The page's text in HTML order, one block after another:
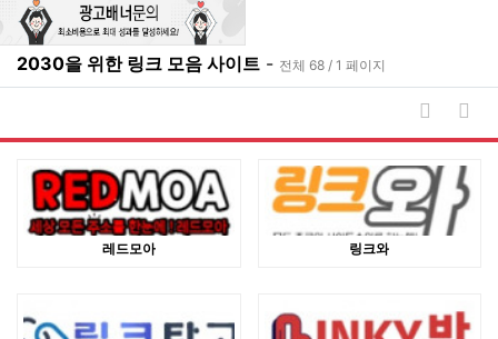
2030을 위한 링크 모음 사이트 - 전체 68 / 1 페이지
날짜순
게
레드모아 링크와